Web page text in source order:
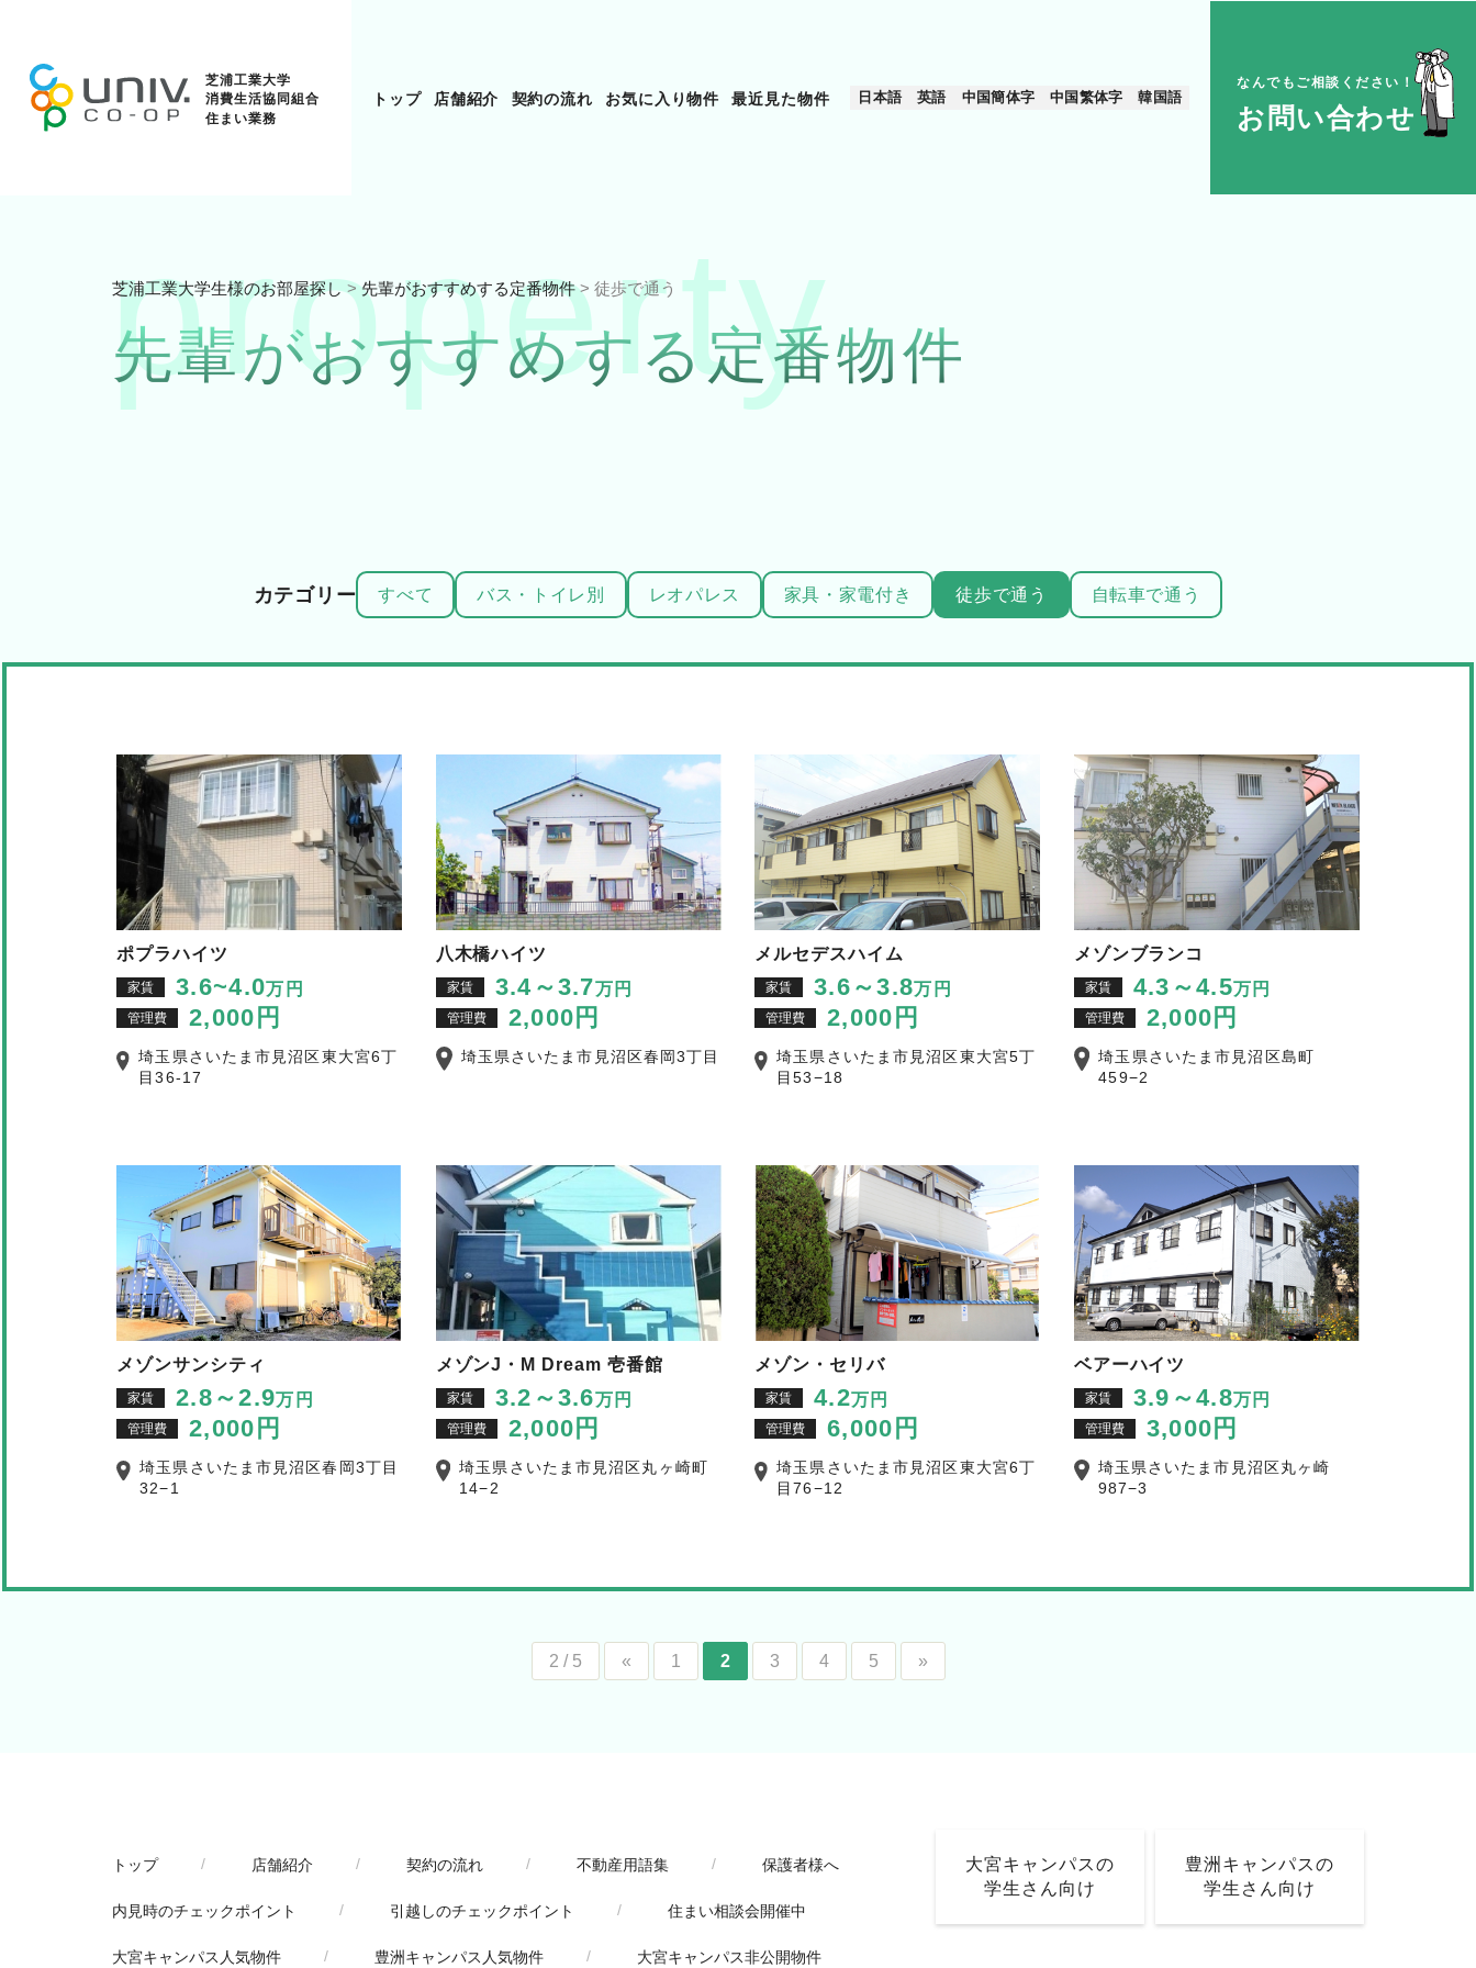
トップ 店舗紹介 契約の流れ お気に入り物件 最近見た物件 日本語 英語 中国簡体字 中国繁体字 韓国語
なんでもご相談ください！
お問い合わせ
芝浦工業大学生様のお部屋探し>先輩がおすすめする定番物件> 徒歩で通う
先輩がおすすめする定番物件
property
カテゴリー すべて バス・トイレ別 レオパレス 家具・家電付き 徒歩で通う 自転車で通う
ポプラハイツ
家賃 3.6~4.0万円
管理費 2,000円
埼玉県さいたま市見沼区東大宮6丁
目36-17
八木橋ハイツ
家賃 3.4～3.7万円
管理費 2,000円
埼玉県さいたま市見沼区春岡3丁目
メルセデスハイム
家賃 3.6～3.8万円
管理費 2,000円
埼玉県さいたま市見沼区東大宮5丁
目53−18
メゾンブランコ
家賃 4.3～4.5万円
管理費 2,000円
埼玉県さいたま市見沼区島町
459−2
メゾンサンシティ
家賃 2.8～2.9万円
管理費 2,000円
埼玉県さいたま市見沼区春岡3丁目
32−1
メゾンJ・M Dream 壱番館
家賃 3.2～3.6万円
管理費 2,000円
埼玉県さいたま市見沼区丸ヶ崎町
14−2
メゾン・セリバ
家賃 4.2万円
管理費 6,000円
埼玉県さいたま市見沼区東大宮6丁
目76−12
ベアーハイツ
家賃 3.9～4.8万円
管理費 3,000円
埼玉県さいたま市見沼区丸ヶ崎
987−3
2 / 5 « 1 2 3 4 5 »
トップ 店舗紹介 契約の流れ 不動産用語集 保護者様へ
内見時のチェックポイント 引越しのチェックポイント 住まい相談会開催中
大宮キャンパス人気物件 豊洲キャンパス人気物件 大宮キャンパス非公開物件
大宮キャンパスの
学生さん向け
豊洲キャンパスの
学生さん向け